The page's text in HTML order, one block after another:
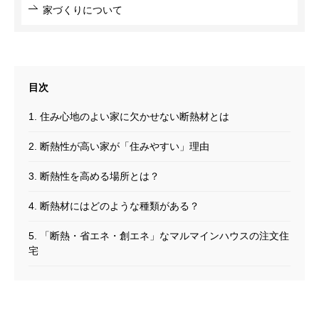
家づくりについて
1. 住み心地のよい家に欠かせない断熱材とは
2. 断熱性が高い家が「住みやすい」理由
3. 断熱性を高める場所とは？
4. 断熱材にはどのような種類がある？
5. 「断熱・省エネ・創エネ」なマルマインハウスの注文住
宅